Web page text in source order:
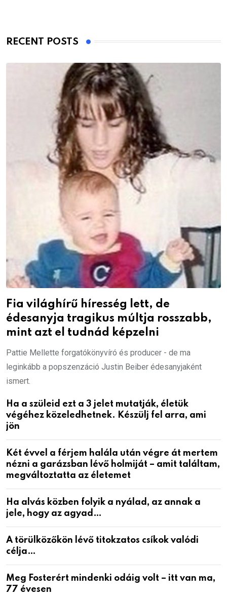
RECENT POSTS
Fia világhírű híresség lett, de
édesanyja tragikus múltja rosszabb,
mint azt el tudnád képzelni
Pattie Mellette forgatókönyvíró és producer - de ma
leginkább a popszenzáció Justin Beiber édesanyjaként
ismert.
Ha a szüleid ezt a 3 jelet mutatják, életük
végéhez közeledhetnek. Készülj fel arra, ami
jön
Két évvel a férjem halála után végre át mertem
nézni a garázsban lévő holmiját – amit találtam,
megváltoztatta az életemet
Ha alvás közben folyik a nyálad, az annak a
jele, hogy az agyad…
A törülközőkön lévő titokzatos csíkok valódi
célja…
Meg Fosterért mindenki odáig volt – itt van ma,
77 évesen